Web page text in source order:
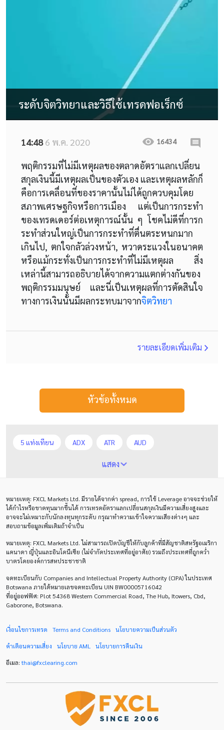
ระดับจิตวิทยาและวิธีใช้เทรดฟอเร็กซ์
14:486 พ.ค. 2020 16434
พฤติกรรมที่ไม่มีเหตุผลของตลาดอัตราแลกเปลี่ยน
สกุลเงินนี้มีเหตุผลเป็นของตัวเอง และเหตุผลหลักก็
คือการเคลื่อนที่ของราคานั้นไม่ได้ถูกควบคุมโดย
สภาพเศรษฐกิจหรือการเมือง แต่เป็นการกระทำ
ของเทรดเดอร์ต่อเหตุการณ์นั้น ๆ โชคไม่ดีที่การก
ระทำส่วนใหญ่เป็นการกระทำที่ตื่นตระหนกมาก
เกินไป, ตกใจกลัวล่วงหน้า, หวาดระแวงในอนาคต
หรือแม้กระทั่งเป็นการกระทำที่ไม่มีเหตุผล สิ่ง
เหล่านี้สามารถอธิบายได้จากความแตกต่างกันของ
พฤติกรรมมนุษย์ และนี่เป็นเหตุผลที่การตัดสินใจ
ทางการเงินนั้นมีผลกระทบมาจากจิตวิทยา
รายละเอียดเพิ่มเติม
หัวข้อทั้งหมด
5 แท่งเทียน ADX ATR AUD
Average True Range
CAD CHF COVID-19 CPI Charles Dow
Cherry Blossom Chinese Yuan
Correlation Matrix D1 DXY DailyFX
Default mode network
ECB ECN EMA EUR EUR/AUD
EUR/USD
EURUSD Expert Advisor Expert Advisors
FOMC FXCL FXStreet Fed
Forex Factory
Interbank Introducing Broker
แสดง
หมายเหตุ: FXCL Markets Ltd. มีรายได้จากค่า spread, การใช้ Leverageอาจจะช่วยให้
ได้กำไรหรือขาดทุนมากขึ้นได้ การเทรดอัตราแลกเปลี่ยนสกุลเงินมีความเสี่ยงสูงและ
อาจจะไม่เหมาะกับนักลงทุนทุกระดับ กรุณาทำความเข้าใจความเสียงต่างๆ และ
สอบถามข้อมูลเพิ่มเติมถ้าจำเป็น
หมายเหตุ: FXCL Markets Ltd.ไม่สามารถเปิดบัญชีให้กับลูกค้าที่มีสัญชาติสหรัฐอเมริกา
แคนาดา ญี่ปุ่นและอินโดนีเซีย (ไม่จำกัดประเทศที่อยู่อาศัย) รวมถึงประเทศที่ถูกคว่ำ
บาตรโดยองค์การสหประชาชาติ
จดทะเบียนกับ Companies and Intellectual Property Authority (CIPA) ในประเทศ
Botswana ภายใต้หมายเลขจดทะเบียน UIN BW00005716042
ที่อยู่ออฟฟิศ: Plot 54368 Western Commercial Road, The Hub, Itowers, Cbd,
Gaborone, Botswana.
เงื่อนไขการเทรด Terms and Conditions นโยบายความเป็นส่วนตัว
คำเตือนความเสี่ยง นโยบาย AML นโยบายการคืนเงิน
อีเมล:thai@fxclearing.com